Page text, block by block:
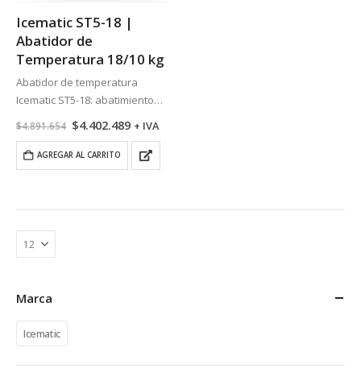
Icematic ST5-18 |
Abatidor de
Temperatura 18/10 kg
Abatidor de temperatura
Icematic ST5-18: abatimiento
positivo de 18 kg (+90°C a +3°C)
y negativo de 10 kg (+90°C a
-18°C), con 5 bandejas GN 1/1 y
suministro monofásico…
$4.891.654 El
precio
original
era:
$4.891.654.
$4.402.489El
actual
es:
$4.402.489.
+ IVA
AGREGAR AL CARRITO
Marca
Icematic